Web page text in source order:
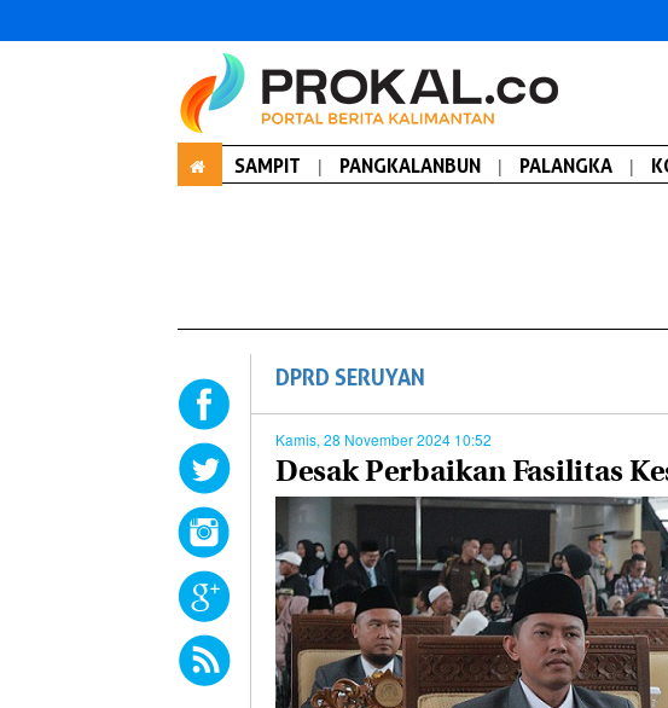
SAMPIT | PANGKALANBUN | PALANGKA |
DPRD SERUYAN
Kamis, 28 November 2024 10:52
Desak Perbaikan Fasilitas